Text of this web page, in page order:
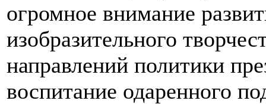
огромное внимание
изобразительного
направлений политики
воспитание одаренного